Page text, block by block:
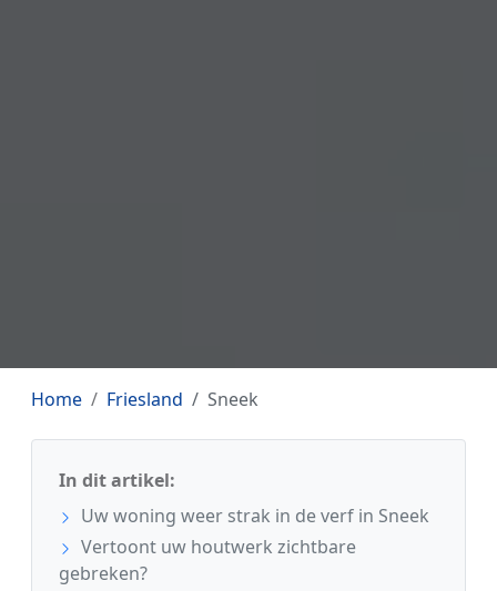
Home Friesland Sneek
In dit artikel:
Uw woning weer strak in de verf in Sneek
Vertoont uw houtwerk zichtbare
gebreken?